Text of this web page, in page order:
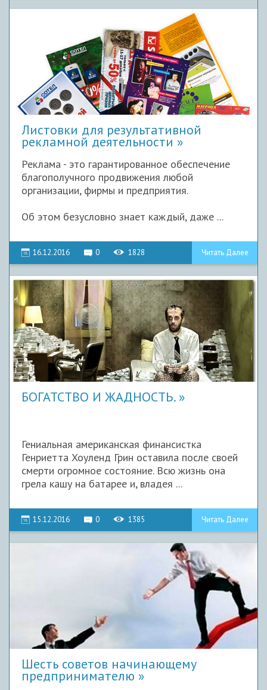
Листовки для результативной
рекламной деятельности
Реклама - это гарантированное обеспечение
благополучного продвижения любой
организации, фирмы и предприятия.
Об этом безусловно знает каждый, даже ...
16.12.2016 0 1828 Читать Далее
БОГАТСТВО И ЖАДНОСТЬ.
Гениальная американская финансистка
Генриетта Хоуленд Грин оставила после своей
смерти огромное состояние. Всю жизнь она
грела кашу на батарее и, владея ...
15.12.2016 0 1385 Читать Далее
Шесть советов начинающему
предпринимателю